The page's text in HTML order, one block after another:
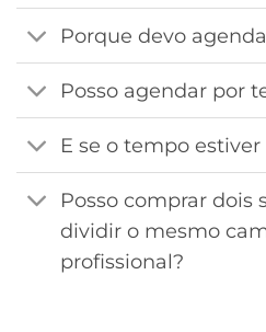
Porque devo
Posso agendar por
E se o tempo
Posso comprar dois
dividir o mesmo
profissional?